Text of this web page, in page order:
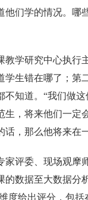
他们学的情况。哪
学研究中心执行
学生错在哪了；第
不知道。“我们做
生，将来他们一定
话，那么他将来在
评委、现场观摩
的数据至大数据分
度给出评分，包